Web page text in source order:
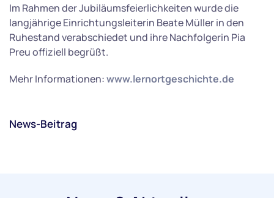
Im Rahmen der Jubiläumsfeierlichkeiten wurde die
langjährige Einrichtungsleiterin Beate Müller in den
Ruhestand verabschiedet und ihre Nachfolgerin Pia
Preu offiziell begrüßt.
Mehr Informationen:www.lernortgeschichte.de
News-Beitrag